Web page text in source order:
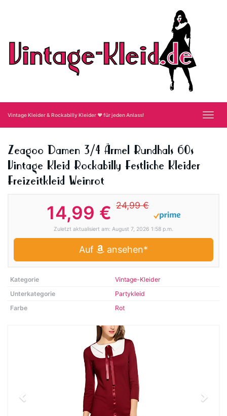
Vintage Kleider & Rockabilly Kleider ❤ für jeden Anlass!
Zeagoo Damen 3/4 Ärmel Rundhals 60s
Vintage Kleid Rockabilly Festliche Kleider
Freizeitkleid Weinrot
14,99 € 24,99 €
Zuletzt aktualisiert am: August 7, 2026 1:58 p.m.
Auf ansehen*
Kategorie
Vintage-Kleider
Unterkategorie
Partykleid
Farbe
Rot